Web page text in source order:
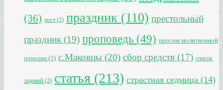
(36) пост (2) праздник (110) престольный
праздник (19) проповедь (49) просим молитвенной
помощи (3) с.Маковцы (20) сбор средств (17) список
заданий (2) статья (213) страстная седмица (14)